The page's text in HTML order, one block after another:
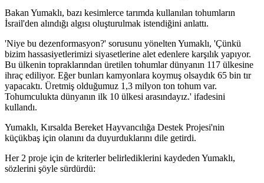
Bakan Yumaklı, bazı kesimlerce tarımda kullanılan tohumların
İsrail'den alındığı algısı oluşturulmak istendiğini anlattı.
'Niye bu dezenformasyon?' sorusunu yönelten Yumaklı, 'Çünkü
bizim hassasiyetlerimizi siyasetlerine alet edenlere karşılık yapıyor.
Bu ülkenin topraklarından üretilen tohumlar dünyanın 117 ülkesine
ihraç ediliyor. Eğer bunları kamyonlara koymuş olsaydık 65 bin tır
yapacaktı. Üretmiş olduğumuz 1,3 milyon ton tohum var.
Tohumculukta dünyanın ilk 10 ülkesi arasındayız.' ifadesini
kullandı.
Yumaklı, Kırsalda Bereket Hayvancılığa Destek Projesi'nin
küçükbaş için olanını da duyurduklarını dile getirdi.
Her 2 proje için de kriterler belirlediklerini kaydeden Yumaklı,
sözlerini şöyle sürdürdü: